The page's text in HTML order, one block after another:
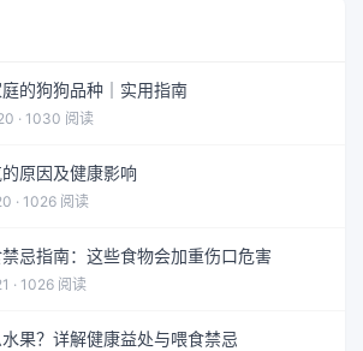
的狗狗品种｜实用指南
· 1030 阅读
原因及健康影响
· 1026 阅读
忌指南：这些食物会加重伤口危害
· 1026 阅读
果？详解健康益处与喂食禁忌